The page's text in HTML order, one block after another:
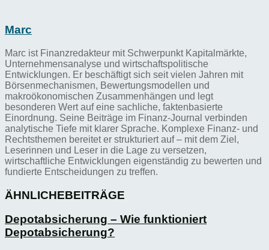
Marc
Marc ist Finanzredakteur mit Schwerpunkt Kapitalmärkte,
Unternehmensanalyse und wirtschaftspolitische
Entwicklungen. Er beschäftigt sich seit vielen Jahren mit
Börsenmechanismen, Bewertungsmodellen und
makroökonomischen Zusammenhängen und legt
besonderen Wert auf eine sachliche, faktenbasierte
Einordnung. Seine Beiträge im Finanz-Journal verbinden
analytische Tiefe mit klarer Sprache. Komplexe Finanz- und
Rechtsthemen bereitet er strukturiert auf – mit dem Ziel,
Leserinnen und Leser in die Lage zu versetzen,
wirtschaftliche Entwicklungen eigenständig zu bewerten und
fundierte Entscheidungen zu treffen.
ÄHNLICHEBEITRÄGE
Depotabsicherung – Wie funktioniert
Depotabsicherung?